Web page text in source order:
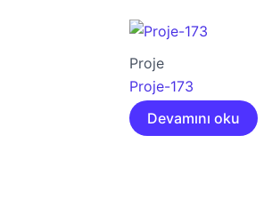
Proje
Proje-173
Devamını oku